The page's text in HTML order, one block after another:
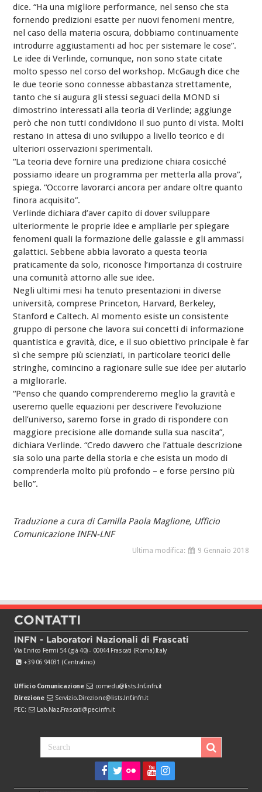
dice. “Ha una migliore performance, nel senso che sta
fornendo predizioni esatte per nuovi fenomeni mentre,
nel caso della materia oscura, dobbiamo continuamente
introdurre aggiustamenti ad hoc per sistemare le cose”.
Le idee di Verlinde, comunque, non sono state citate
molto spesso nel corso del workshop. McGaugh dice che
le due teorie sono connesse abbastanza strettamente,
tanto che si augura gli stessi seguaci della MOND si
dimostrino interessati alla teoria di Verlinde; aggiunge
però che non tutti condividono il suo punto di vista. Molti
restano in attesa di uno sviluppo a livello teorico e di
ulteriori osservazioni sperimentali.
“La teoria deve fornire una predizione chiara cosicché
possiamo ideare un programma per metterla alla prova”,
spiega. “Occorre lavorarci ancora per andare oltre quanto
finora acquisito”.
Verlinde dichiara d’aver capito di dover sviluppare
ulteriormente le proprie idee e ampliarle per spiegare
fenomeni quali la formazione delle galassie e gli ammassi
galattici. Sebbene abbia lavorato a questa teoria
praticamente da solo, riconosce l’importanza di costruire
una comunità attorno alle sue idee.
Negli ultimi mesi ha tenuto presentazioni in diverse
università, comprese Princeton, Harvard, Berkeley,
Stanford e Caltech. Al momento esiste un consistente
gruppo di persone che lavora sui concetti di informazione
quantistica e gravità, dice, e il suo obiettivo principale è far
sì che sempre più scienziati, in particolare teorici delle
stringhe, comincino a ragionare sulle sue idee per aiutarlo
a migliorarle.
“Penso che quando comprenderemo meglio la gravità e
useremo quelle equazioni per descrivere l’evoluzione
dell’universo, saremo forse in grado di rispondere con
maggiore precisione alle domande sulla sua nascita”,
dichiara Verlinde. “Credo davvero che l’attuale descrizione
sia solo una parte della storia e che esista un modo di
comprenderla molto più profondo – e forse persino più
bello”.
Traduzione a cura di Camilla Paola Maglione, Ufficio
Comunicazione INFN-LNF
Ultima modifica: 9 Gennaio 2018
CONTATTI
INFN - Laboratori Nazionali di Frascati
Via Enrico Fermi 54 (già 40) - 00044 Frascati (Roma) Italy
+39 06 94031 (Centralino)
Ufficio Comunicazione
comedu@lists.lnf.infn.it
Direzione
Servizio.Direzione@lists.lnf.infn.it
PEC:
Lab.Naz.Frascati@pec.infn.it